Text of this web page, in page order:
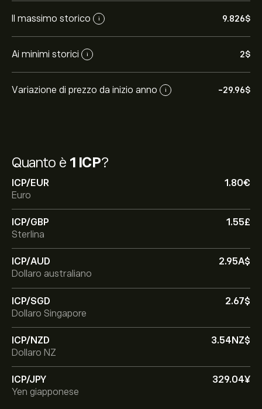
Quanto è 1 ICP?
ICP/EUR
1.80‎€‎
Euro
ICP/GBP
1.55‎£‎
Sterlina
ICP/AUD
2.95‎A$‎
Dollaro australiano
ICP/SGD
2.67‎$‎
Dollaro Singapore
ICP/NZD
3.54‎NZ$‎
Dollaro NZ
ICP/JPY
329.04‎¥‎
Yen giapponese
Il massimo storico i 9.826‎$‎
Ai minimi storici i 2‎$‎
Variazione di prezzo da inizio anno i -29.96‎$‎